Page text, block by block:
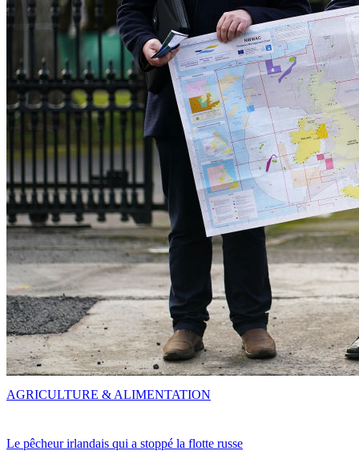
Le pêcheur irlandais qui a stoppé la flotte russe
AGRICULTURE & ALIMENTATION